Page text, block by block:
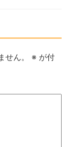
ん。 ※ が付